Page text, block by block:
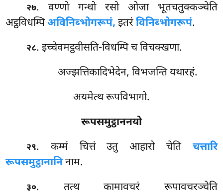
२७. वण्णो गन्धो रसो ओजा भूतचतुक्कञ्चेति
अट्ठविधम्पिअविनिब्भोगरूपं, इतरंविनिब्भोगरूपं.
२८. इच्चेवमट्ठवीसति-विधम्पि च विचक्खणा.
अज्झत्तिकादिभेदेन, विभजन्ति यथारहं.
अयमेत्थ रूपविभागो.
रूपसमुट्ठाननयो
२९. कम्मं चित्तं उतु आहारो चेति चत्तारि
रूपसमुट्ठानानिनाम.
३०. तत्थ कामावचरं रूपावचरञ्चेति